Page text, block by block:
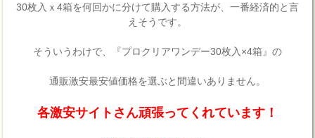
30枚入ｘ4箱を何回かに分けて購入する方法が、一番経済的と言
えそうです。
そういうわけで、『プロクリアワンデー30枚入×4箱』の
通販激安最安値価格を選ぶと間違いありません。
各激安サイトさん頑張ってくれています！